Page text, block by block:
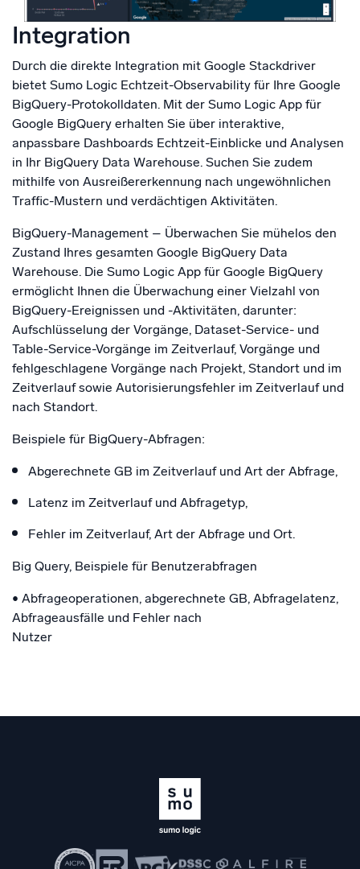
Integration
Durch die direkte Integration mit Google Stackdriver
bietet Sumo Logic Echtzeit-Observability für Ihre Google
BigQuery-Protokolldaten. Mit der Sumo Logic App für
Google BigQuery erhalten Sie über interaktive,
anpassbare Dashboards Echtzeit-Einblicke und Analysen
in Ihr BigQuery Data Warehouse. Suchen Sie zudem
mithilfe von Ausreißererkennung nach ungewöhnlichen
Traffic-Mustern und verdächtigen Aktivitäten.
BigQuery-Management – Überwachen Sie mühelos den
Zustand Ihres gesamten Google BigQuery Data
Warehouse. Die Sumo Logic App für Google BigQuery
ermöglicht Ihnen die Überwachung einer Vielzahl von
BigQuery-Ereignissen und -Aktivitäten, darunter:
Aufschlüsselung der Vorgänge, Dataset-Service- und
Table-Service-Vorgänge im Zeitverlauf, Vorgänge und
fehlgeschlagene Vorgänge nach Projekt, Standort und im
Zeitverlauf sowie Autorisierungsfehler im Zeitverlauf und
nach Standort.
Beispiele für BigQuery-Abfragen:
Abgerechnete GB im Zeitverlauf und Art der Abfrage,
Latenz im Zeitverlauf und Abfragetyp,
Fehler im Zeitverlauf, Art der Abfrage und Ort.
Big Query, Beispiele für Benutzerabfragen
• Abfrageoperationen, abgerechnete GB, Abfragelatenz,
Abfrageausfälle und Fehler nach
Nutzer